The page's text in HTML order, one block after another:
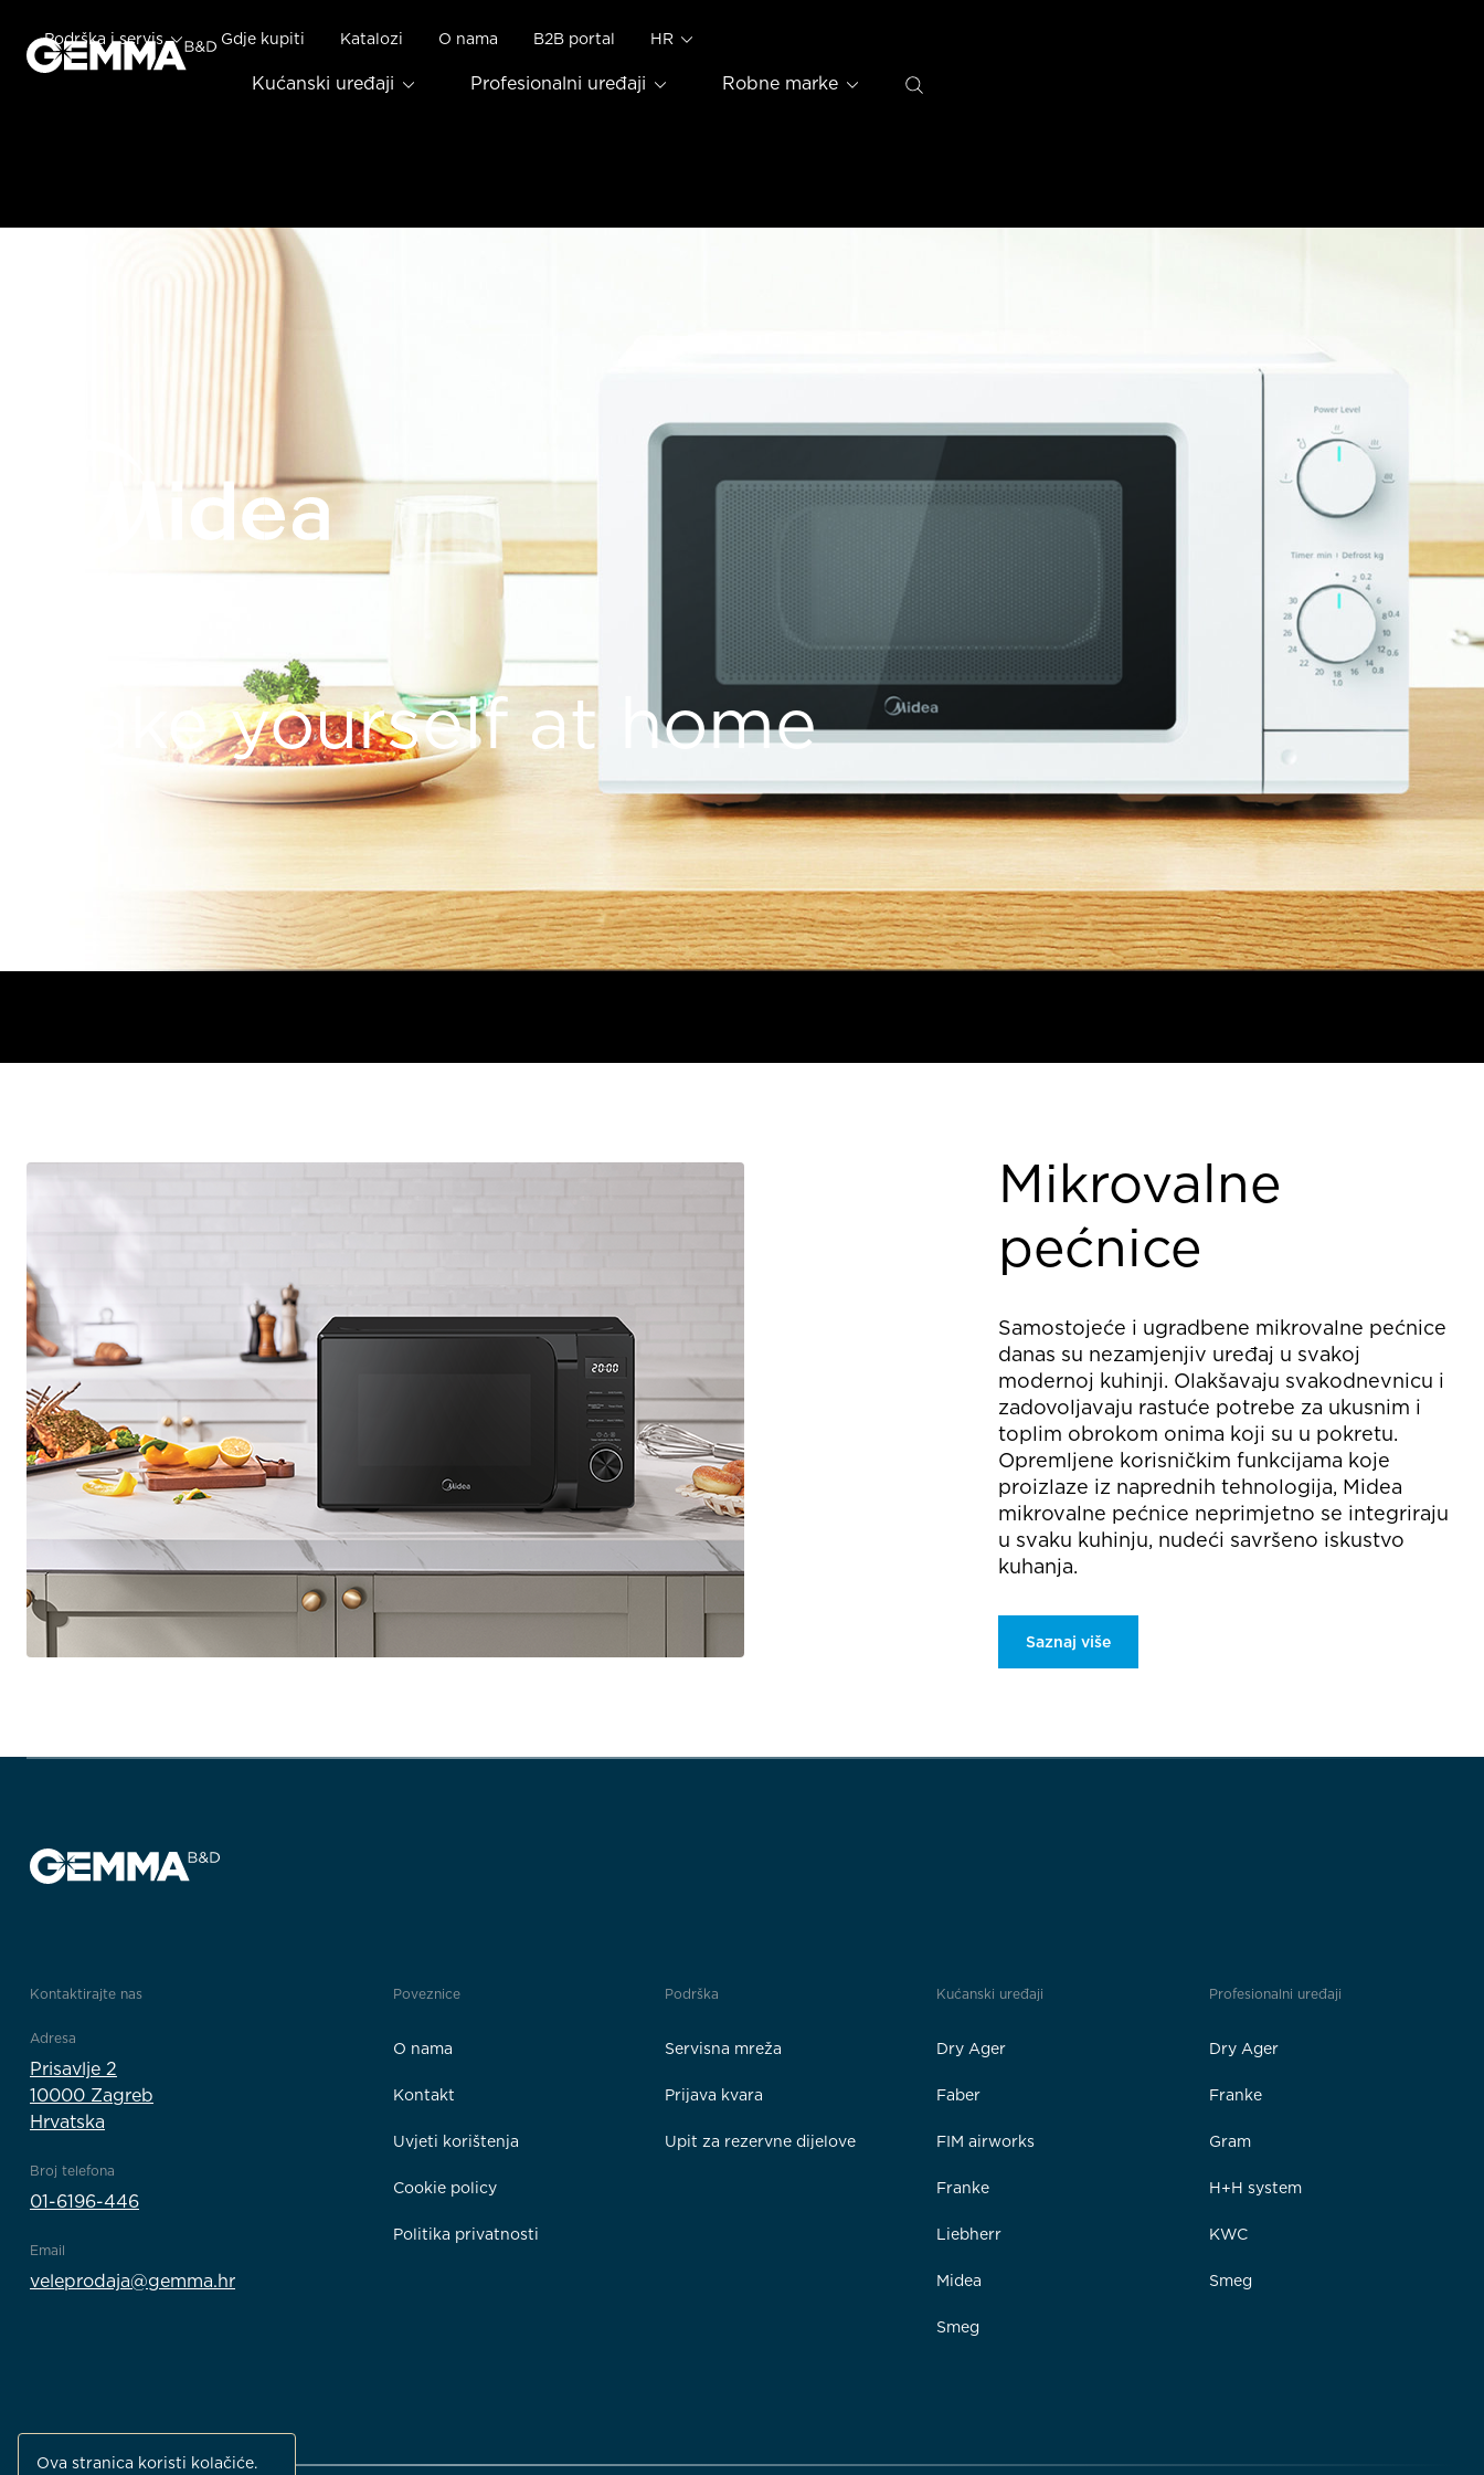
Kućanski uređaji Profesionalni uređaji Robne marke
Podrška i servis Gdje kupiti Katalozi O nama B2B portal HR
Midea
Make yourself at home
Mikrovalne
pećnice
Samostojeće i ugradbene mikrovalne pećnice
danas su nezamjenjiv uređaj u svakoj
modernoj kuhinji. Olakšavaju svakodnevnicu i
zadovoljavaju rastuće potrebe za ukusnim i
toplim obrokom onima koji su u pokretu.
Opremljene korisničkim funkcijama koje
proizlaze iz naprednih tehnologija, Midea
mikrovalne pećnice neprimjetno se integriraju
u svaku kuhinju, nudeći savršeno iskustvo
kuhanja.
Saznaj više
Kontaktirajte nas
Adresa
Prisavlje 2
10000 Zagreb
Hrvatska
Broj telefona
01-6196-446
Email
veleprodaja@gemma.hr
Poveznice
O nama
Kontakt
Uvjeti korištenja
Cookie policy
Politika privatnosti
Podrška
Servisna mreža
Prijava kvara
Upit za rezervne dijelove
Kućanski uređaji
Dry Ager
Faber
FIM airworks
Franke
Liebherr
Midea
Smeg
Profesionalni uređaji
Dry Ager
Franke
Gram
H+H system
KWC
Smeg
Ova stranica koristi kolačiće.